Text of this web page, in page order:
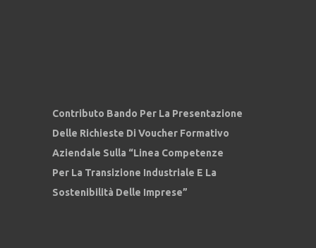
Contributo Bando Per La Presentazione
Delle Richieste Di Voucher Formativo
Aziendale Sulla “Linea Competenze
Per La Transizione Industriale E La
Sostenibilità Delle Imprese”